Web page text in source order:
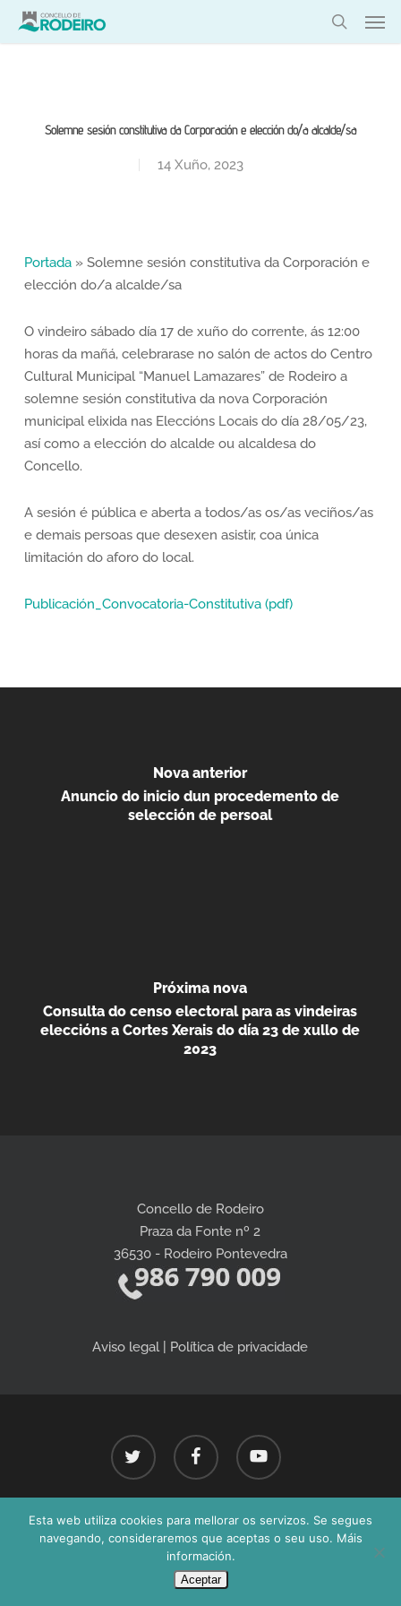
Skip
Solemne sesión constitutiva da Corporación e elección do/a alcalde/sa
14 Xuño, 2023
Portada» Solemne sesión constitutiva da Corporación e
elección do/a alcalde/sa
O vindeiro sábado día 17 de xuño do corrente, ás 12:00
horas da mañá, celebrarase no salón de actos do Centro
Cultural Municipal “Manuel Lamazares” de Rodeiro a
solemne sesión constitutiva da nova Corporación
municipal elixida nas Eleccións Locais do día 28/05/23,
así como a elección do alcalde ou alcaldesa do
Concello.
A sesión é pública e aberta a todos/as os/as veciños/as
e demais persoas que desexen asistir, coa única
limitación do aforo do local.
Publicación_Convocatoria-Constitutiva (pdf)
Nova anterior
Anuncio do inicio dun procedemento de
selección de persoal
Próxima nova
Consulta do censo electoral para as vindeiras
eleccións a Cortes Xerais do día 23 de xullo de
2023
Concello de Rodeiro
Praza da Fonte nº 2
36530 - Rodeiro Pontevedra
Aviso legal | Política de privacidade
twitter facebook youtube
Concello de Rodeiro - Todos os dereitos reservados 2026©
Esta web utiliza cookies para mellorar os servizos. Se segues
navegando, consideraremos que aceptas o seu uso. Máis
información.
Aceptar